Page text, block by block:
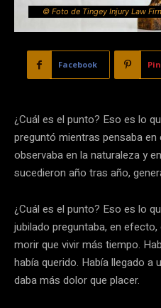
© Foto de Tingey Injury Law
Facebook
¿Cuál es el punto? Eso es lo
preguntó mientras pensaba
observaba en la naturaleza y
sucedieron año tras año,
¿Cuál es el punto? Eso es lo
jubilado preguntaba, en
morir que vivir más tiempo.
había querido. Había llegado a
daba más dolor que placer.